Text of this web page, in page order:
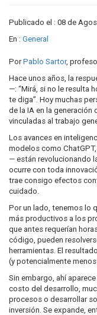
Publicado el : 08 de
En : General
PorPablo Sartor,
Hace unos años, la
—: “Mirá, si no le resulta
te diga”. Hoy muchas
de la IA en la
vinculadas al trabajo
Los avances en
modelos como
— están revolucionando
ocurre con toda
trae consigo efectos
cuidado.
Por un lado, tenemos lo
más productivos a los
que antes requerían
código, pueden
herramientas. El
(y potencialmente
Sin embargo, ahí aparece
costo del desarrollo,
procesos o desarrollar
inversión. Se expande,